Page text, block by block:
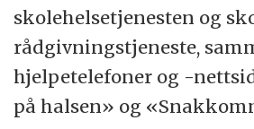
skolehelsetjenesten og
rådgivningstjeneste,
hjelpetelefoner og -
på halsen» og